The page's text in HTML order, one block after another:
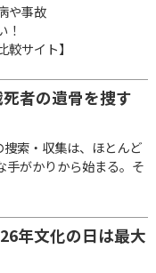
や事故
！
サイト】
者の遺骨を捜す
索・収集は、ほとんど
手がかりから始まる。そ
年文化の日は最大